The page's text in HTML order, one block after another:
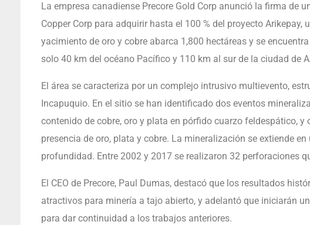
La empresa canadiense Precore Gold Corp anunció la firma de
Copper Corp para adquirir hasta el 100 % del proyecto Arikepay,
yacimiento de oro y cobre abarca 1,800 hectáreas y se
solo 40 km del océano Pacífico y 110 km al sur de la ciudad de
El área se caracteriza por un complejo intrusivo multievento,
Incapuquio. En el sitio se han identificado dos eventos
contenido de cobre, oro y plata en pórfido cuarzo feldespático,
presencia de oro, plata y cobre. La mineralización se extiende
profundidad. Entre 2002 y 2017 se realizaron 32 perforaciones
El CEO de Precore, Paul Dumas, destacó que los resultados
atractivos para minería a tajo abierto, y adelantó que iniciarán
para dar continuidad a los trabajos anteriores.